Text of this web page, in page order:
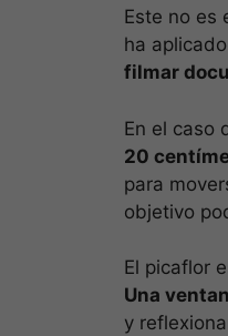
Este no es
ha
filmar
En el caso
20
para
objetivo
El picaflor
Una
y